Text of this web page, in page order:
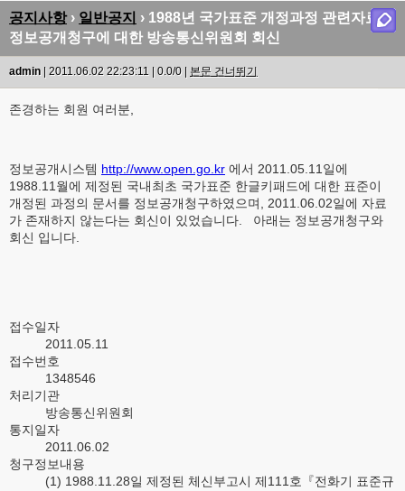
공지사항› 일반공지 › 1988년 국가표준 개정과정 관련자료
정보공개청구에 대한 방송통신위원회 회신
admin| 2011.06.02 22:23:11 | 0.0/0 | 본문 건너뛰기
존경하는 회원 여러분,
정보공개시스템 http://www.open.go.kr 에서 2011.05.11일에
1988.11월에 제정된 국내최초 국가표준 한글키패드에 대한 표준이
개정된 과정의 문서를 정보공개청구하였으며, 2011.06.02일에 자료
가 존재하지 않는다는 회신이 있었습니다. 아래는 정보공개청구와
회신 입니다.
접수일자
2011.05.11
접수번호
1348546
처리기관
방송통신위원회
통지일자
2011.06.02
청구정보내용
(1) 1988.11.28일 제정된 체신부고시 제111호『전화기 표준규